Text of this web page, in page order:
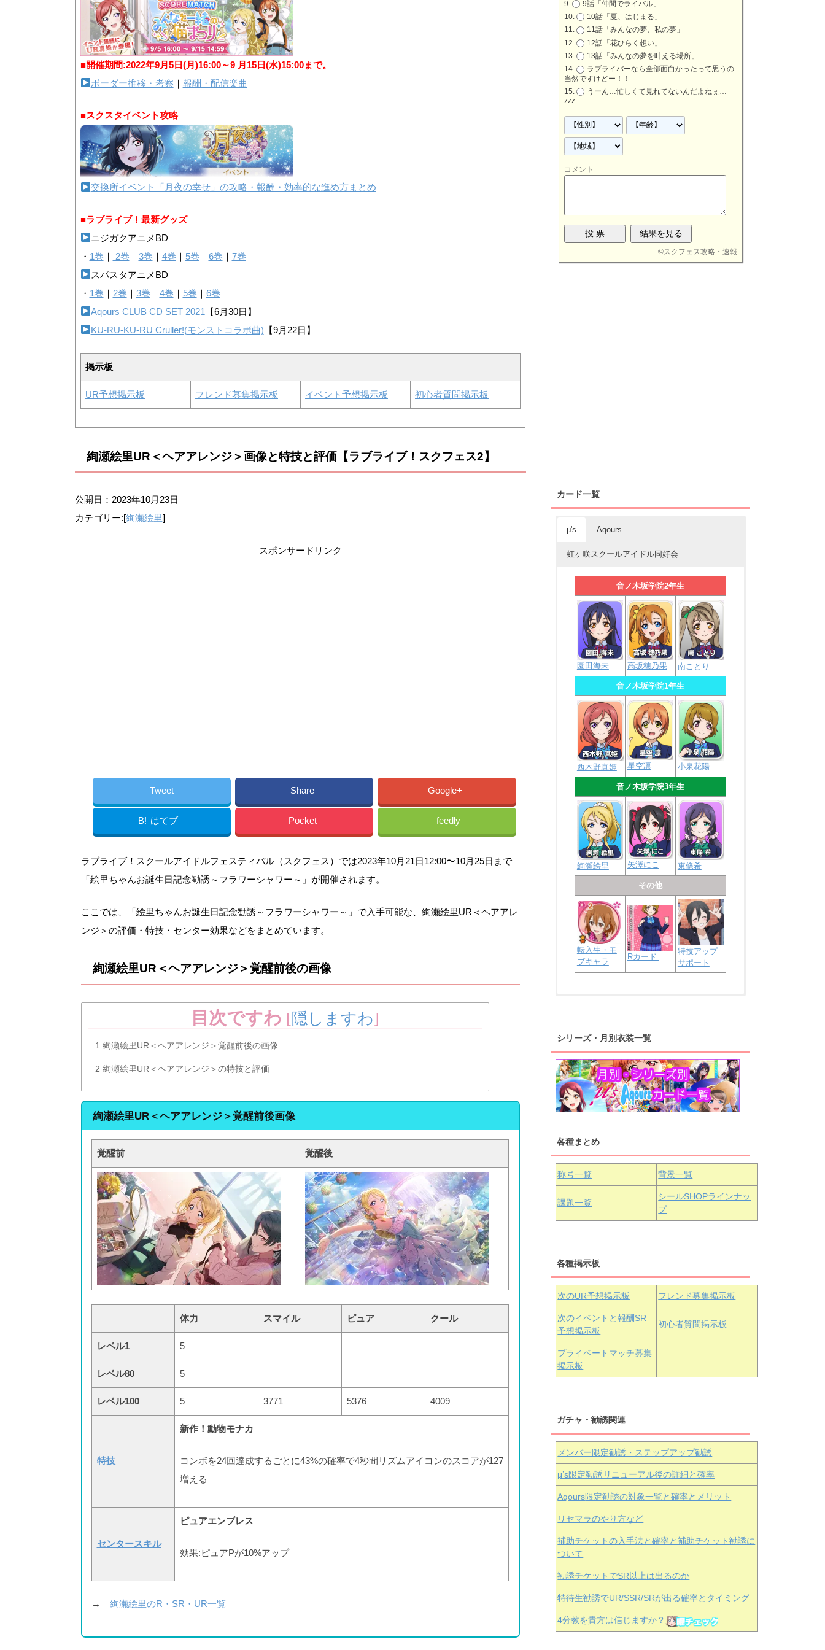
■開催期間:2022年9月5日(月)16:00～9 月15日(水)15:00まで。
ボーダー推移・考察 ｜ 報酬・配信楽曲
■スクスタイベント攻略
交換所イベント「月夜の幸せ」の攻略・報酬・効率的な進め方まとめ
■ラブライブ！最新グッズ
ニジガクアニメBD
・ 1巻 ｜ 2巻 ｜ 3巻 ｜ 4巻 ｜ 5巻 ｜ 6巻 ｜ 7巻
スパスタアニメBD
・ 1巻 ｜ 2巻 ｜ 3巻 ｜ 4巻 ｜ 5巻 ｜ 6巻
Aqours CLUB CD SET 2021 【6月30日】
KU-RU-KU-RU Cruller!(モンストコラボ曲) 【9月22日】
掲示板
UR予想掲示板 フレンド募集掲示板 イベント予想掲示板 初心者質問掲示板
絢瀬絵里UR＜ヘアアレンジ＞画像と特技と評価【ラブライブ！スクフェス2】
公開日： 2023年10月23日
カテゴリー:[絢瀬絵里]
スポンサードリンク
Tweet Share Google+
B! はてブ Pocket feedly
ラブライブ！スクールアイドルフェスティバル（スクフェス）では2023年10月21日12:00〜10月25日まで
「絵里ちゃんお誕生日記念勧誘～フラワーシャワー～」が開催されます。
ここでは、「絵里ちゃんお誕生日記念勧誘～フラワーシャワー～」で入手可能な、絢瀬絵里UR＜ヘアアレ
ンジ＞の評価・特技・センター効果などをまとめています。
絢瀬絵里UR＜ヘアアレンジ＞覚醒前後の画像
目次ですわ [隠しますわ]
1 絢瀬絵里UR＜ヘアアレンジ＞覚醒前後の画像
2 絢瀬絵里UR＜ヘアアレンジ＞の特技と評価
絢瀬絵里UR＜ヘアアレンジ＞覚醒前後画像
覚醒前 覚醒後
体力 スマイル ピュア クール
レベル1 5
レベル80 5
レベル100 5 3771 5376 4009
特技
新作！動物モナカ
コンボを24回達成するごとに43%の確率で4秒間リズムアイコンのスコアが127
増える
センタースキル
ピュアエンブレス
効果:ピュアPが10%アップ
→ 絢瀬絵里のR・SR・UR一覧
9話「仲間でライバル」
10話「夏、はじまる」
11話「みんなの夢、私の夢」
12話「花ひらく想い」
13話「みんなの夢を叶える場所」
ラブライバーなら全部面白かったって思うの
当然ですけどー！！
うーん…忙しくて見れてないんだよねぇ…
zzz
コメント
©スクフェス攻略・速報
カード一覧
μ's Aqours
虹ヶ咲スクールアイドル同好会
音ノ木坂学院2年生
園田海未 高坂穂乃果 南ことり
音ノ木坂学院1年生
西木野真姫 星空凛 小泉花陽
音ノ木坂学院3年生
絢瀬絵里 矢澤にこ 東條希
その他
転入生・モ
ブキャラ
Rカード
特技アップ
サポート
桜内梨子 高海千歌 渡辺曜
浦の星女学院1年生
津島善子 黒澤ルビィ 国木田花丸
浦の星女学院3年生
黒澤ダイヤ
上原歩夢 宮下愛 優木せつ菜
虹ヶ咲学園1年生
中須かすみ 天王寺璃奈 桜坂しずく
近江彼方
エマ・ヴェ
シリーズ・月別衣装一覧
各種まとめ
称号一覧 背景一覧
課題一覧
シールSHOPラインナッ
プ
各種掲示板
次のUR予想掲示板 フレンド募集掲示板
次のイベントと報酬SR
予想掲示板
初心者質問掲示板
プライベートマッチ募集
掲示板
ガチャ・勧誘関連
メンバー限定勧誘・ステップアップ勧誘
μ’s限定勧誘リニューアル後の詳細と確率
Aqours限定勧誘の対象一覧と確率とメリット
リセマラのやり方など
補助チケットの入手法と確率と補助チケット勧誘に
ついて
勧誘チケットでSR以上は出るのか
特待生勧誘でUR/SSR/SRが出る確率とタイミング
4分教を貴方は信じますか？